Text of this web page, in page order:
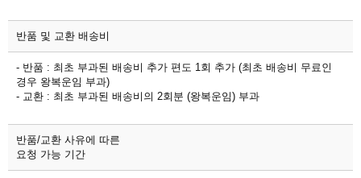
반품 및 교환 배송비
- 반품 : 최초 부과된 배송비 추가 편도 1회 추가 (최초 배송비 무료인
경우 왕복운임 부과)
- 교환 : 최초 부과된 배송비의 2회분 (왕복운임) 부과
반품/교환 사유에 따른
요청 가능 기간